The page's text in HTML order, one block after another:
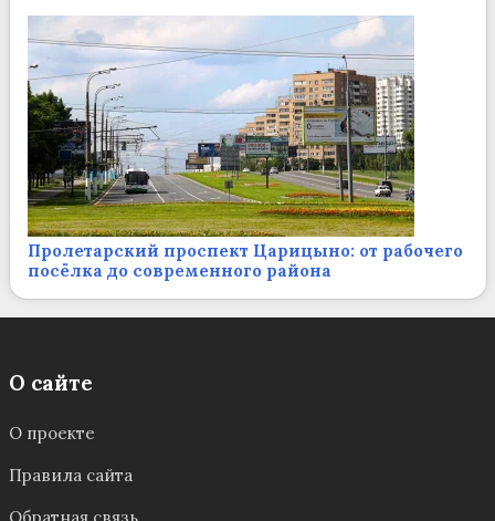
Пролетарский проспект Царицыно: от рабочего
посёлка до современного района
О сайте
О проекте
Правила сайта